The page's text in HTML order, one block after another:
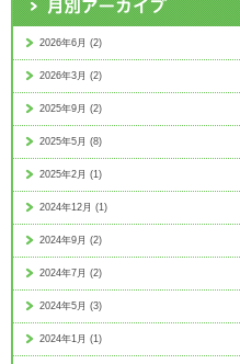
2026年6月 (2)
2026年3月 (2)
2025年9月 (2)
2025年5月 (8)
2025年2月 (1)
2024年12月 (1)
2024年9月 (2)
2024年7月 (2)
2024年5月 (3)
2024年1月 (1)